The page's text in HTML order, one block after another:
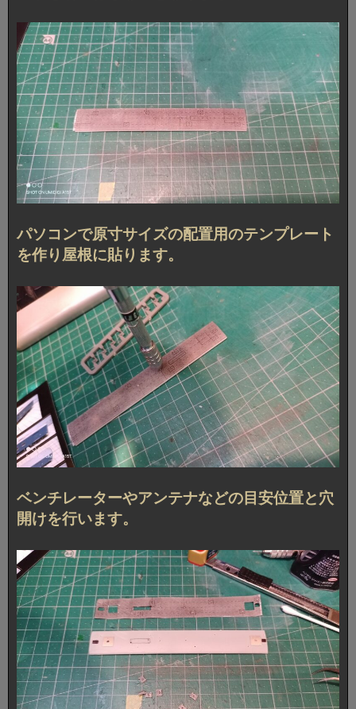
パソコンで原寸サイズの配置用のテンプレート
を作り屋根に貼ります。
ベンチレーターやアンテナなどの目安位置と穴
開けを行います。